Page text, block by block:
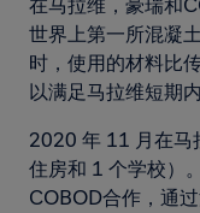
在马拉维，豪瑞和
世界上第一所混凝
时，使用的材料比
以满足马拉维短期
2020 年 11 月在马
住房和 1 个学校）
COBOD合作，通